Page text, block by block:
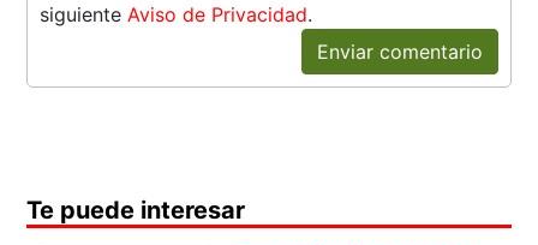
siguienteAviso de Privacidad.
Enviar comentario
Te puede interesar